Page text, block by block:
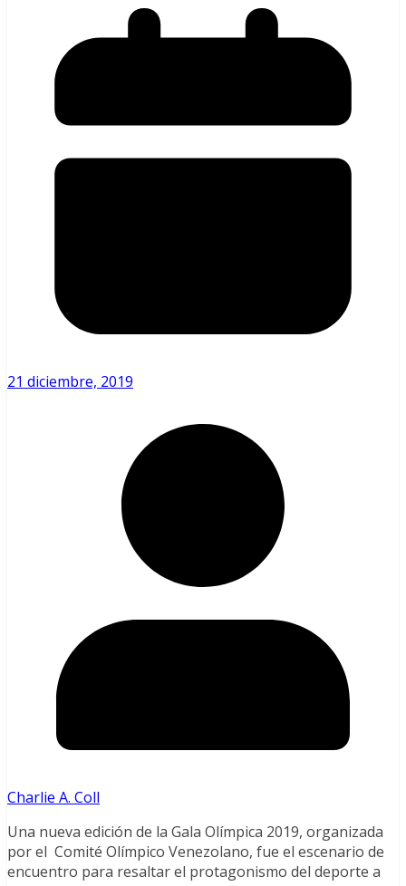
21 diciembre, 2019
Charlie A. Coll
Una nueva edición de la Gala Olímpica 2019, organizada
por el Comité Olímpico Venezolano, fue el escenario de
encuentro para resaltar el protagonismo del deporte a